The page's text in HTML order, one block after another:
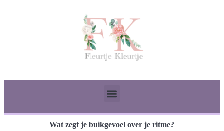
Wat zegt je buikgevoel over je ritme?